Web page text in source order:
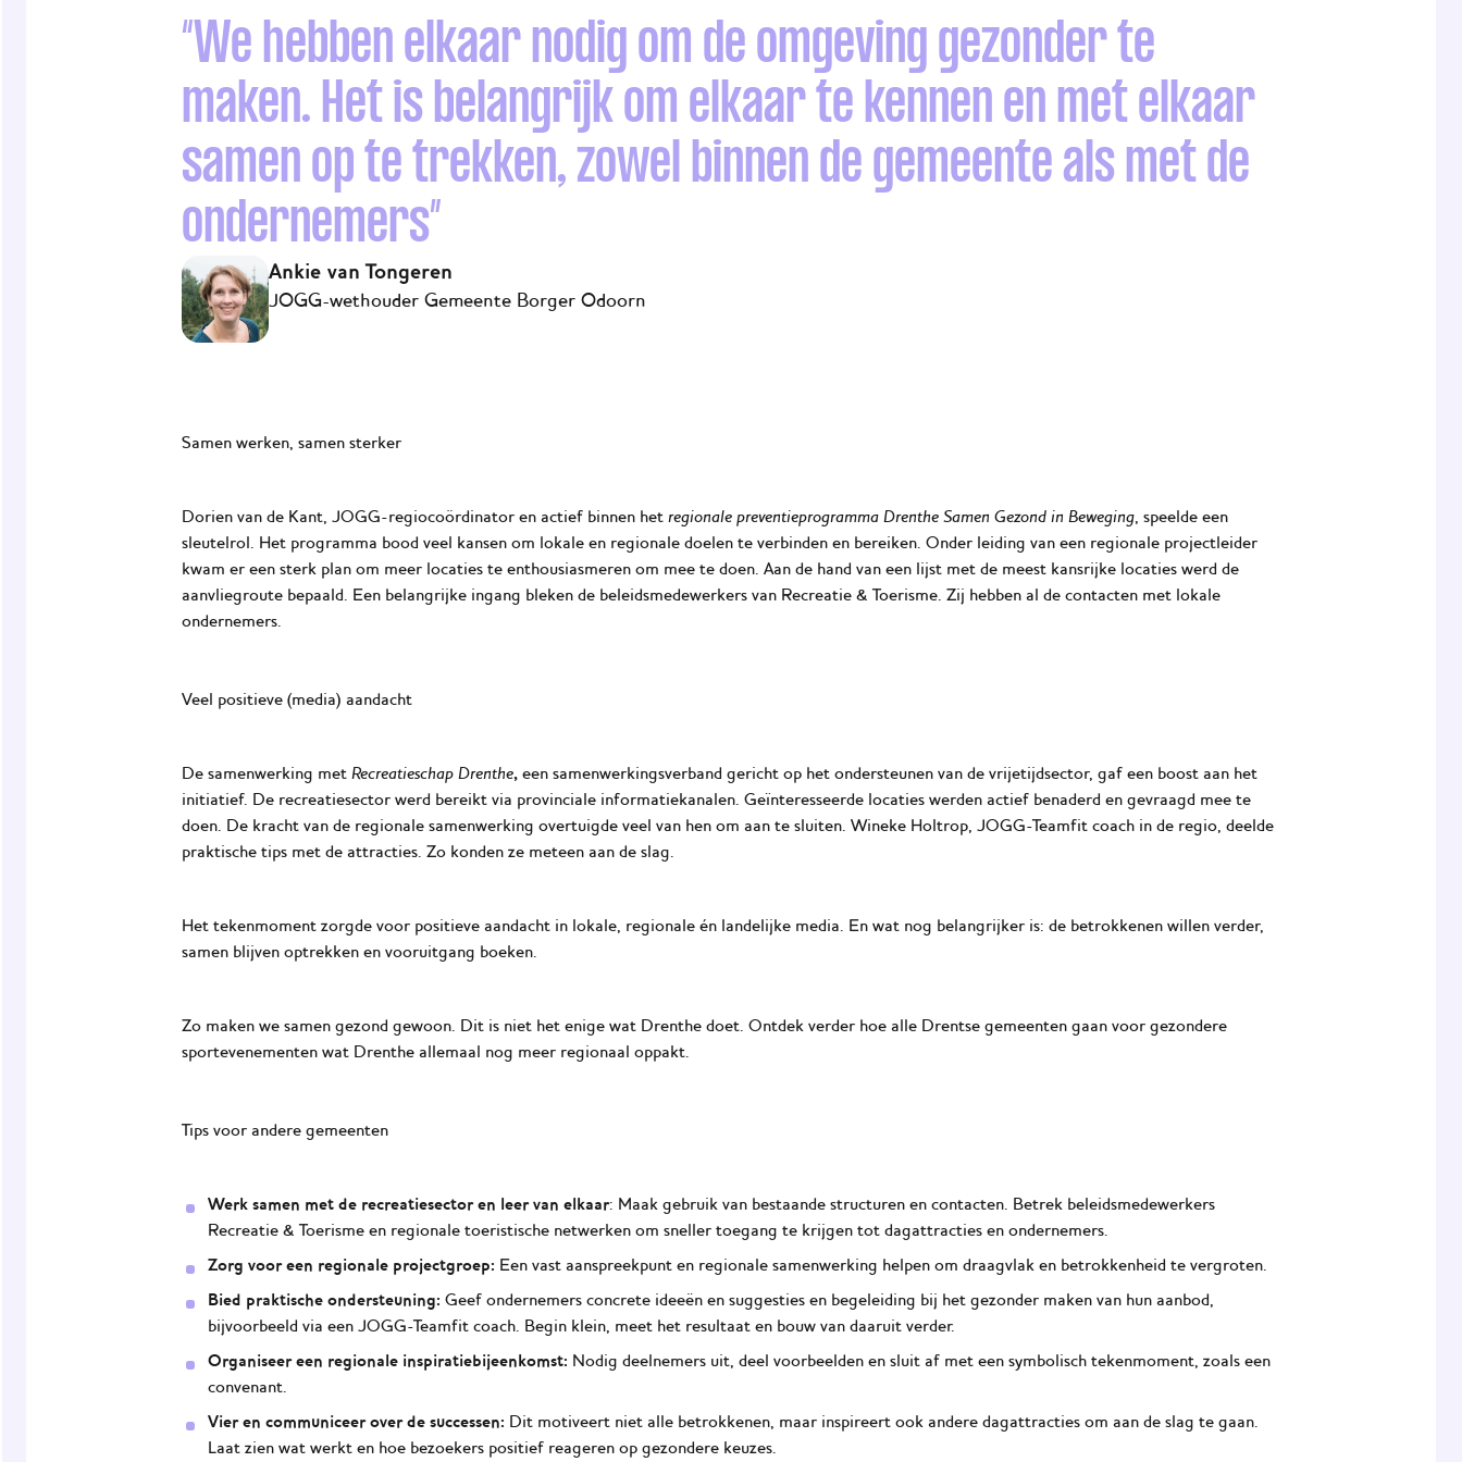
“We hebben elkaar nodig om de omgeving gezonder te
maken. Het is belangrijk om elkaar te kennen en met elkaar
samen op te trekken, zowel binnen de gemeente als met de
ondernemers”
Ankie van Tongeren
JOGG-wethouder Gemeente Borger Odoorn
Samen werken, samen sterker
Dorien van de Kant, JOGG-regiocoördinator en actief binnen het regionale preventieprogramma Drenthe Samen Gezond in Beweging, speelde een
sleutelrol. Het programma bood veel kansen om lokale en regionale doelen te verbinden en bereiken. Onder leiding van een regionale projectleider
kwam er een sterk plan om meer locaties te enthousiasmeren om mee te doen. Aan de hand van een lijst met de meest kansrijke locaties werd de
aanvliegroute bepaald. Een belangrijke ingang bleken de beleidsmedewerkers van Recreatie & Toerisme. Zij hebben al de contacten met lokale
ondernemers.
Veel positieve (media) aandacht
De samenwerking met Recreatieschap Drenthe,een samenwerkingsverband gericht op het ondersteunen van de vrijetijdsector, gaf een boost aan het
initiatief. De recreatiesector werd bereikt via provinciale informatiekanalen. Geïnteresseerde locaties werden actief benaderd en gevraagd mee te
doen. De kracht van de regionale samenwerking overtuigde veel van hen om aan te sluiten. Wineke Holtrop, JOGG-Teamfit coach in de regio, deelde
praktische tips met de attracties. Zo konden ze meteen aan de slag.
Het tekenmoment zorgde voor positieve aandacht in lokale, regionale én landelijke media. En wat nog belangrijker is: de betrokkenen willen verder,
samen blijven optrekken en vooruitgang boeken.
Zo maken we samen gezond gewoon. Dit is niet het enige wat Drenthe doet. Ontdek verder hoe alle Drentse gemeenten gaan voor gezondere
sportevenementenwat Drenthe allemaal nog meer regionaal oppakt.
Tips voor andere gemeenten
Werk samen met de recreatiesector en leer van elkaar: Maak gebruik van bestaande structuren en contacten. Betrek beleidsmedewerkers
Recreatie & Toerisme en regionale toeristische netwerken om sneller toegang te krijgen tot dagattracties en ondernemers.
Zorg voor een regionale projectgroep: Een vast aanspreekpunt en regionale samenwerking helpen om draagvlak en betrokkenheid te vergroten.
Bied praktische ondersteuning: Geef ondernemers concrete ideeën en suggesties en begeleiding bij het gezonder maken van hun aanbod,
bijvoorbeeld via een JOGG-Teamfit coach. Begin klein, meet het resultaat en bouw van daaruit verder.
Organiseer een regionale inspiratiebijeenkomst: Nodig deelnemers uit, deel voorbeelden en sluit af met een symbolisch tekenmoment, zoals een
convenant.
Vier en communiceer over de successen: Dit motiveert niet alle betrokkenen, maar inspireert ook andere dagattracties om aan de slag te gaan.
Laat zien wat werkt en hoe bezoekers positief reageren op gezondere keuzes.